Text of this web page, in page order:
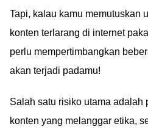
Tapi, kalau kamu memutuskan
konten terlarang di internet
perlu mempertimbangkan
akan terjadi padamu!
Salah satu risiko utama adalah
konten yang melanggar etika,